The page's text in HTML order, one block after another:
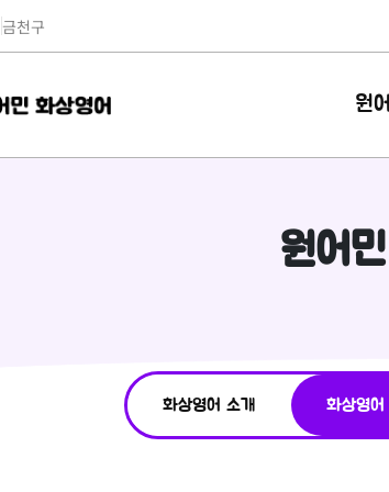
금천구
원
원어
화상영어 소개 화상영어